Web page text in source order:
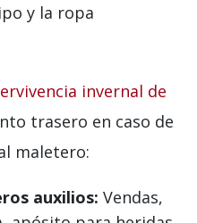
y la ropa
invernal de
trasero en caso de
maletero:
auxilios: Vendas,